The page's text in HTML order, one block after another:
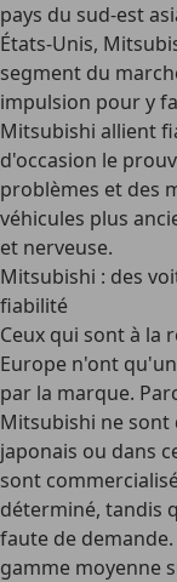
pays du sud-est
États-Unis,
segment du
impulsion pour y
Mitsubishi allient
d'occasion le
problèmes et des
véhicules plus
et nerveuse.
Mitsubishi : des
fiabilité
Ceux qui sont à la
Europe n'ont
par la marque.
Mitsubishi ne sont
japonais ou dans
sont
déterminé, tandis
faute de
gamme moyenne